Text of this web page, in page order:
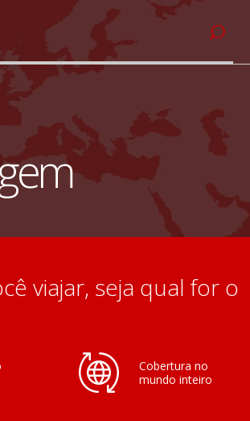
viajar, seja qual for o
Cobertura no
mundo inteiro